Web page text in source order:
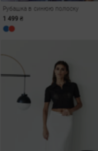
Рубашка в синюю полоску
1 499 ₴